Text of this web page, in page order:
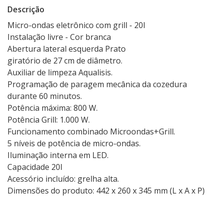
Descrição
Micro-ondas eletrônico com grill - 20l
Instalação livre - Cor branca
Abertura lateral esquerda Prato
giratório de 27 cm de diâmetro.
Auxiliar de limpeza Aqualisis.
Programação de paragem mecânica da cozedura
durante 60 minutos.
Potência máxima: 800 W.
Potência Grill: 1.000 W.
Funcionamento combinado Microondas+Grill.
5 níveis de potência de micro-ondas.
Iluminação interna em LED.
Capacidade 20l
Acessório incluído: grelha alta.
Dimensões do produto: 442 x 260 x 345 mm (L x A x P)